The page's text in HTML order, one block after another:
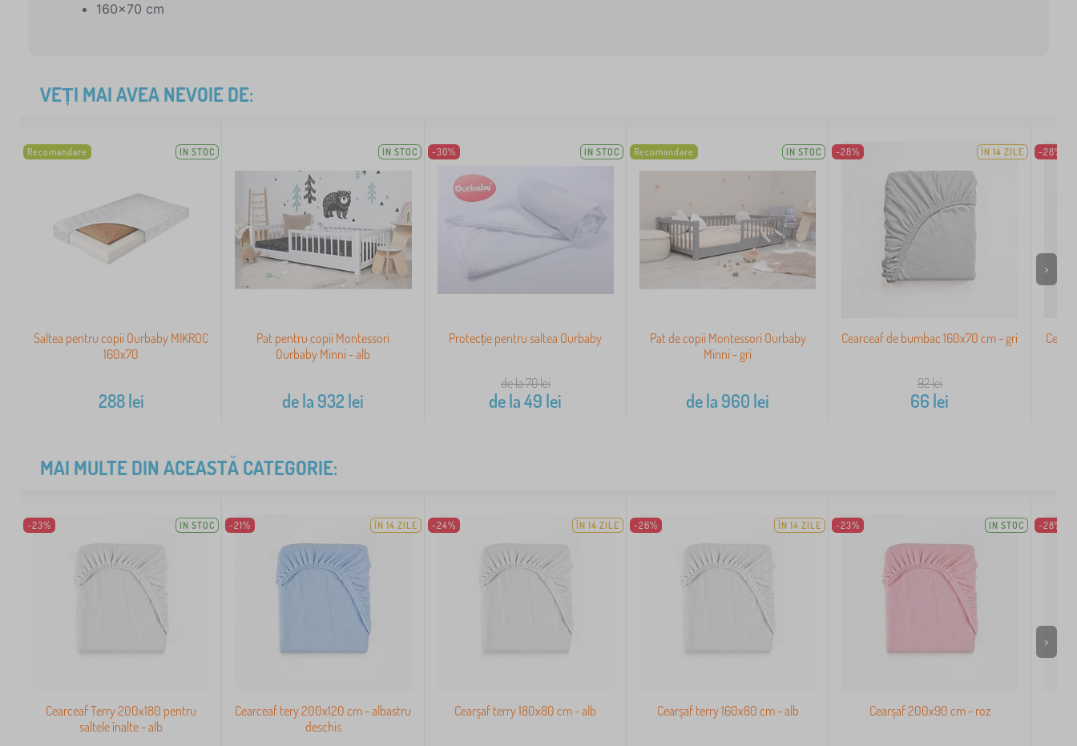
160x70 cm
VEȚI MAI AVEA NEVOIE DE:
Recomandare IN STOC
Saltea pentru copii Ourbaby MIKROC
160x70
288lei
IN STOC
Pat pentru copii Montessori
Ourbaby Minni - alb
de la 932 lei
-30% IN STOC
Protecție pentru saltea Ourbaby
de la 70lei
de la49 lei
Recomandare IN STOC
Pat de copii Montessori Ourbaby
Minni - gri
de la 960 lei
-28% ÎN 14 ZILE
Cearceaf de bumbac 160x70 cm - gri
92lei
66 lei
-28%
>
MAI MULTE DIN ACEASTĂ CATEGORIE:
-23% IN STOC
Cearceaf Terry 200x180 pentru
saltele înalte - alb
-21% ÎN 14 ZILE
Cearceaf tery 200x120 cm - albastru
deschis
-24% ÎN 14 ZILE
Cearşaf terry 180x80 cm - alb
-26% ÎN 14 ZILE
Cearşaf terry 160x80 cm - alb
-23% IN STOC
Cearşaf 200x90 cm - roz
-28%
>